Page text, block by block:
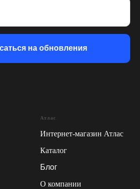
на обновления
Атлас
Интернет-магазин Атлас
Каталог
Блог
О компании